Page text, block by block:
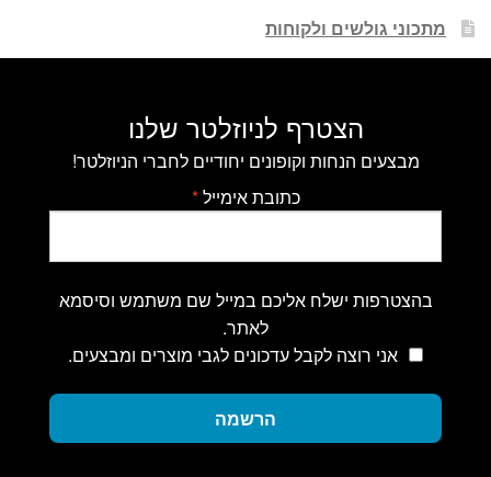
מתכוני גולשים ולקוחות
הצטרף לניוזלטר שלנו
מבצעים הנחות וקופונים יחודיים לחברי הניוזלטר!
כתובת אימייל*
בהצטרפות ישלח אליכם במייל שם משתמש וסיסמא
לאתר.
אני רוצה לקבל עדכונים לגבי מוצרים ומבצעים.
הרשמה